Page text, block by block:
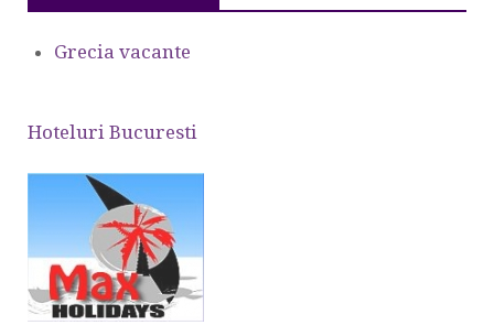
Grecia vacante
Hoteluri Bucuresti